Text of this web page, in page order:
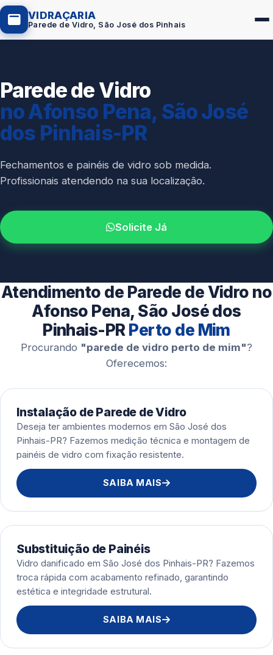
VIDRAÇARIA
Parede de Vidro, São José dos Pinhais
Box de Vidro
Portas em Vidro
Guarda-Corpo
Espelho Sob Medida
Fachada de Vidro
Esquadrias de Alumínio
Parede de Vidro
no Afonso Pena, São José
dos Pinhais-PR
Fechamentos e painéis de vidro sob medida.
Profissionais atendendo na sua localização.
Solicite Já
Atendimento de Parede de Vidro no
Afonso Pena, São José dos
Pinhais-PR Perto de Mim
Procurando "parede de vidro perto de mim"?
Oferecemos:
Instalação de Parede de Vidro
Deseja ter ambientes modernos em São José dos
Pinhais-PR? Fazemos medição técnica e montagem de
painéis de vidro com fixação resistente.
SAIBA MAIS
Substituição de Painéis
Vidro danificado em São José dos Pinhais-PR? Fazemos
troca rápida com acabamento refinado, garantindo
estética e integridade estrutural.
SAIBA MAIS